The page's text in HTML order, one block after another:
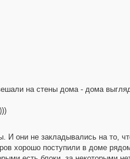
на стены дома - дома
И они не закладывались на то,
хорошо поступили в доме